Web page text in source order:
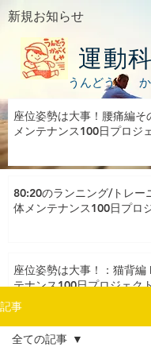
新規お知らせ
運動
うんどう か
座位姿勢は大事！腰痛編
メンテナンス100日プロジ
80:20のランニング/トレー
体メンテナンス100日プロ
座位姿勢は大事！：猫背
テナンス100日プロジェク
記事
全ての記事